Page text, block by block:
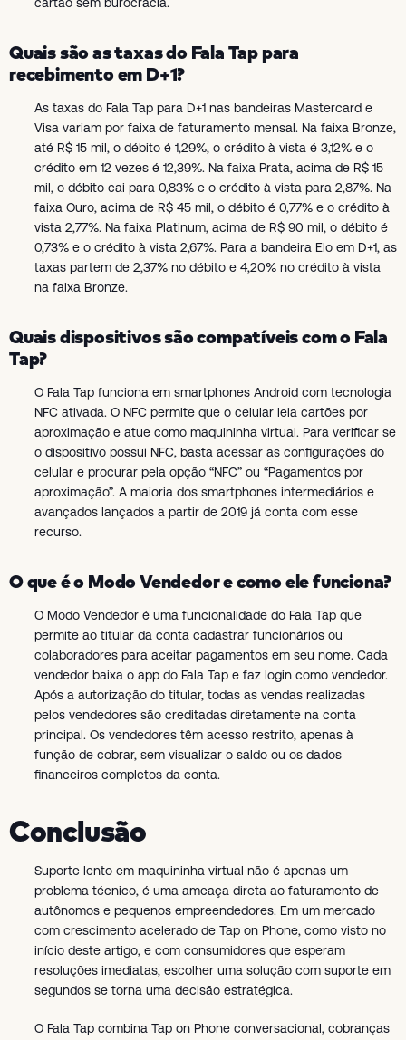
Quais são as taxas do Fala Tap para
recebimento em D+1?
As taxas do Fala Tap para D+1 nas bandeiras Mastercard e
Visa variam por faixa de faturamento mensal. Na faixa Bronze,
até R$ 15 mil, o débito é 1,29%, o crédito à vista é 3,12% e o
crédito em 12 vezes é 12,39%. Na faixa Prata, acima de R$ 15
mil, o débito cai para 0,83% e o crédito à vista para 2,87%. Na
faixa Ouro, acima de R$ 45 mil, o débito é 0,77% e o crédito à
vista 2,77%. Na faixa Platinum, acima de R$ 90 mil, o débito é
0,73% e o crédito à vista 2,67%. Para a bandeira Elo em D+1, as
taxas partem de 2,37% no débito e 4,20% no crédito à vista
na faixa Bronze.
Quais dispositivos são compatíveis com o Fala
Tap?
O Fala Tap funciona em smartphones Android com tecnologia
NFC ativada. O NFC permite que o celular leia cartões por
aproximação e atue como maquininha virtual. Para verificar se
o dispositivo possui NFC, basta acessar as configurações do
celular e procurar pela opção “NFC” ou “Pagamentos por
aproximação”. A maioria dos smartphones intermediários e
avançados lançados a partir de 2019 já conta com esse
recurso.
O que é o Modo Vendedor e como ele funciona?
O Modo Vendedor é uma funcionalidade do Fala Tap que
permite ao titular da conta cadastrar funcionários ou
colaboradores para aceitar pagamentos em seu nome. Cada
vendedor baixa o app do Fala Tap e faz login como vendedor.
Após a autorização do titular, todas as vendas realizadas
pelos vendedores são creditadas diretamente na conta
principal. Os vendedores têm acesso restrito, apenas à
função de cobrar, sem visualizar o saldo ou os dados
financeiros completos da conta.
Conclusão
Suporte lento em maquininha virtual não é apenas um
problema técnico, é uma ameaça direta ao faturamento de
autônomos e pequenos empreendedores. Em um mercado
com crescimento acelerado de Tap on Phone, como visto no
início deste artigo, e com consumidores que esperam
resoluções imediatas, escolher uma solução com suporte em
segundos se torna uma decisão estratégica.
O Fala Tap combina Tap on Phone conversacional, cobranças